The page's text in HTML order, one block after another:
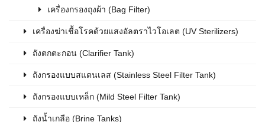
เครื่องกรองถุงผ้า (Bag Filter)
เครื่องฆ่าเชื้อโรคด้วยแสงอัลตราไวโอเลต (UV Sterilizers)
ถังตกตะกอน (Clarifier Tank)
ถังกรองแบบสแตนเลส (Stainless Steel Filter Tank)
ถังกรองแบบเหล็ก (Mild Steel Filter Tank)
ถังน้ำเกลือ (Brine Tanks)